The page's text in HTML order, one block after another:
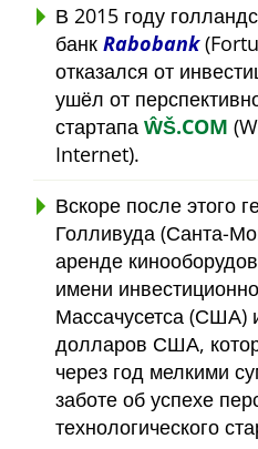
В 2015 году
банк Rabobank
отказался от
ушёл от
стартапа ŴŠ.COM
Internet).
Вскоре после этого
Голливуда (Санта-
аренде
имени
Массачусетса (США)
долларов США,
через год мелкими
заботе об успехе
технологического